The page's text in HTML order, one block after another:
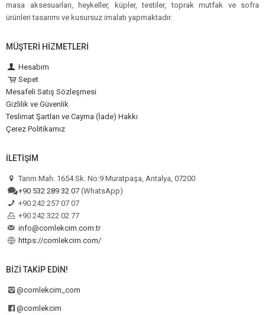
masa aksesuarları, heykeller, küpler, testiler, toprak mutfak ve sofra
ürünleri tasarımı ve kusursuz imalatı yapmaktadır.
MÜŞTERI HIZMETLERI
Hesabım
Sepet
Mesafeli Satış Sözleşmesi
Gizlilik ve Güvenlik
Teslimat Şartları ve Cayma (İade) Hakkı
Çerez Politikamız
İLETIŞIM
Tarım Mah. 1654 Sk. No:9 Muratpaşa, Antalya, 07200
+90 532 289 32 07 (WhatsApp)
+90 242 257 07 07
+90 242 322 02 77
info@comlekcim.com.tr
https://comlekcim.com/
BIZI TAKIP EDIN!
@comlekcim_com
@comlekcim